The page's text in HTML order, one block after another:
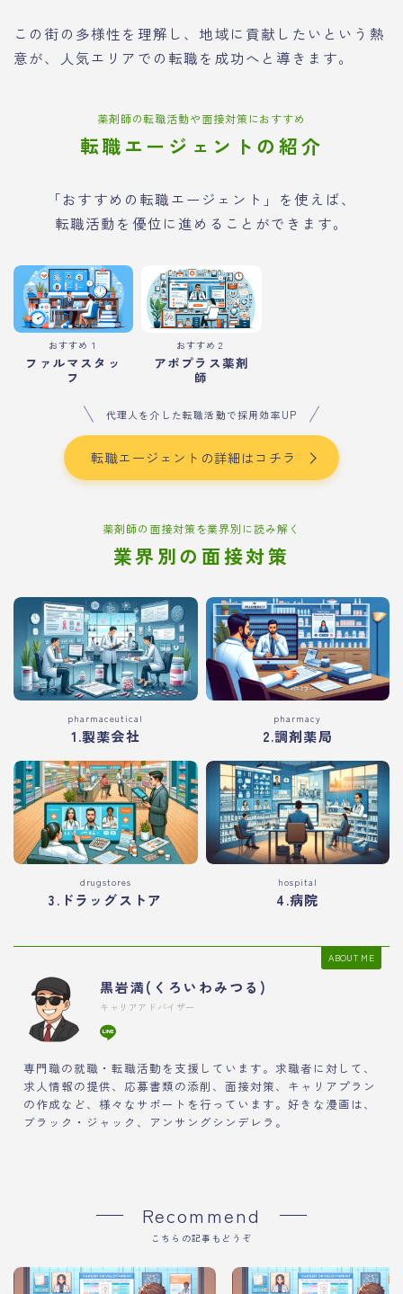
この街の多様性を理解し、地域に貢献したいという熱
意が、人気エリアでの転職を成功へと導きます。
薬剤師の転職活動や面接対策におすすめ
転職エージェントの紹介
「おすすめの転職エージェント」を使えば、
転職活動を優位に進めることができます。
おすすめ１
ファルマスタッ
フ
おすすめ２
アポプラス薬剤
師
代理人を介した転職活動で採用効率UP
転職エージェントの詳細はコチラ
薬剤師の面接対策を業界別に読み解く
業界別の面接対策
pharmaceutical
1.製薬会社
pharmacy
2.調剤薬局
drugstores
3.ドラッグストア
hospital
4.病院
ABOUT ME
黒岩満(くろいわみつる)
キャリアアドバイザー
専門職の就職・転職活動を支援しています。求職者に対して、
求人情報の提供、応募書類の添削、面接対策、キャリアプラン
の作成など、様々なサポートを行っています。好きな漫画は、
ブラック・ジャック、アンサングシンデレラ。
Recommend
こちらの記事もどうぞ